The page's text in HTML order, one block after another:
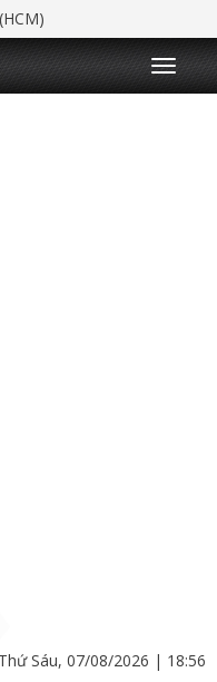
T
o
g
Thứ Sáu, 07/08/2026 | 18:56